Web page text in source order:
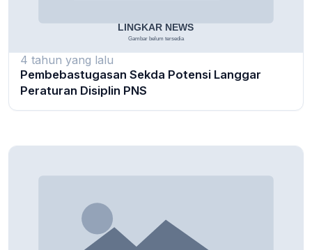
4 tahun yang lalu
Pembebastugasan Sekda Potensi Langgar
Peraturan Disiplin PNS